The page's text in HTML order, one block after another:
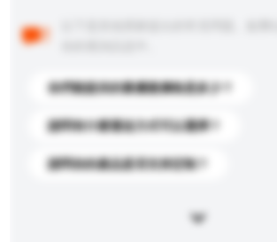
你們能提供的最優惠價格是多少？
請問有什麼運送方式可以選擇？
請問你的產品是否支持定制？